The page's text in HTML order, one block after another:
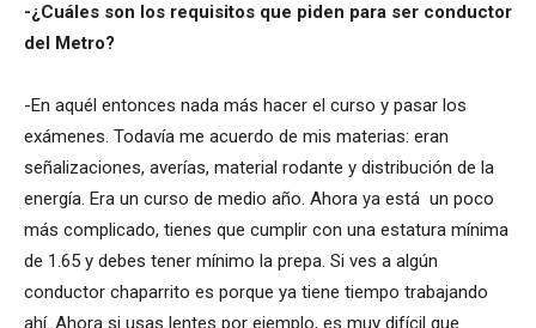
-¿Cuáles son los requisitos que piden para ser conductor
del Metro?
-En aquél entonces nada más hacer el curso y pasar los
exámenes. Todavía me acuerdo de mis materias: eran
señalizaciones, averías, material rodante y distribución de la
energía. Era un curso de medio año. Ahora ya está un poco
más complicado, tienes que cumplir con una estatura mínima
de 1.65 y debes tener mínimo la prepa. Si ves a algún
conductor chaparrito es porque ya tiene tiempo trabajando
ahí. Ahora si usas lentes por ejemplo, es muy difícil que